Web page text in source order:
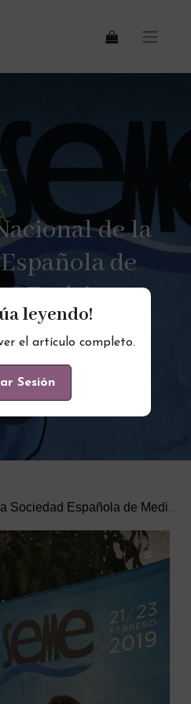
de la
de
Estética
Española de Medicina Estética
leyendo!
el artículo completo.
Sesión